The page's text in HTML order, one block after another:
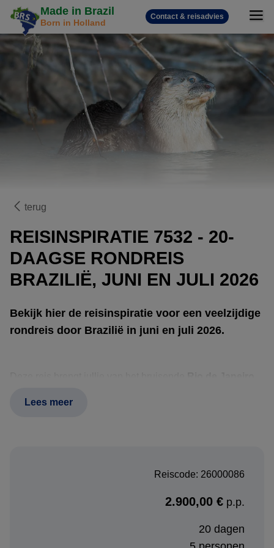
Made in Brazil
Born in Holland
Contact & reisadvies
terug
REISINSPIRATIE 7532 - 20-
DAAGSE RONDREIS
BRAZILIË, JUNI EN JULI 2026
Bekijk hier de reisinspiratie voor een veelzijdige
rondreis door Brazilië in juni en juli 2026.
enorme kracht en schoonheid van de watervallen, zowel
aan de Braziliaanse als Argentijnse zijde van het
Daarna volgen twee heel verschillende natuurgebieden. In
Lees meer
Reiscode: 26000086
2.900,00 € p.p.
20 dagen